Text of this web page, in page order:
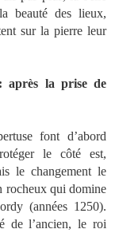
beauté des lieux,
sur la pierre leur
après la prise de
font d’abord
le côté est,
le changement le
rocheux qui domine
(années 1250).
de l’ancien, le roi